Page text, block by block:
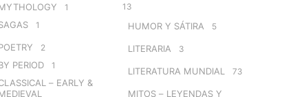
1
1
2
PERIOD 1
– EARLY &
13
HUMOR Y SÁTIRA 5
LITERARIA 3
LITERATURA MUNDIAL 73
MITOS – LEYENDAS Y